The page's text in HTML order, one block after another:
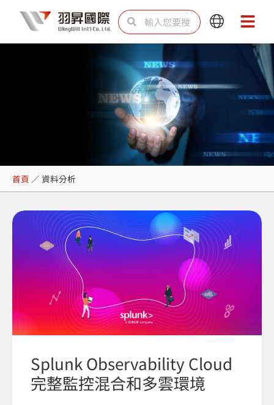
主
搜
尋 尋
Main
Menu
Main
Menu
資料分析
首頁 ／ 資料分析
Splunk Observability Cloud
完整監控混合和多雲環境